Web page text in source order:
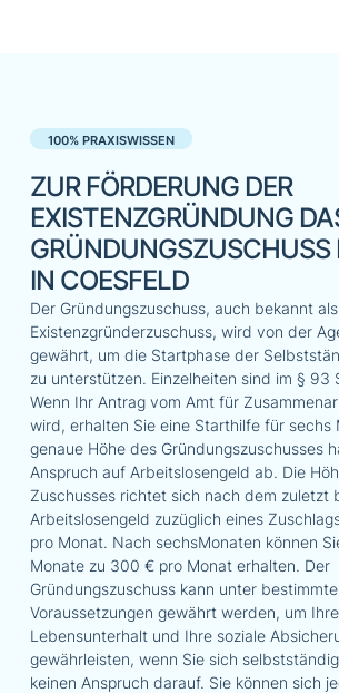
100% PRAXISWISSEN
ZUR FÖRDERUNG DER
EXISTENZGRÜNDUNG
GRÜNDUNGSZUSCHUSS
IN COESFELD
Der Gründungszuschuss, auch bekannt
Existenzgründerzuschuss, wird von der
gewährt, um die Startphase der
zu unterstützen. Einzelheiten sind im § 93
Wenn Ihr Antrag vom Amt für
wird, erhalten Sie eine Starthilfe für sechs
genaue Höhe des Gründungszuschusses
Anspruch auf Arbeitslosengeld ab. Die
Zuschusses richtet sich nach dem zuletzt
Arbeitslosengeld zuzüglich eines
pro Monat. Nach sechsMonaten können
Monate zu 300 € pro Monat erhalten. Der
Gründungszuschuss kann unter
Voraussetzungen gewährt werden, um
Lebensunterhalt und Ihre soziale
gewährleisten, wenn Sie sich
keinen Anspruch darauf. Sie können sich